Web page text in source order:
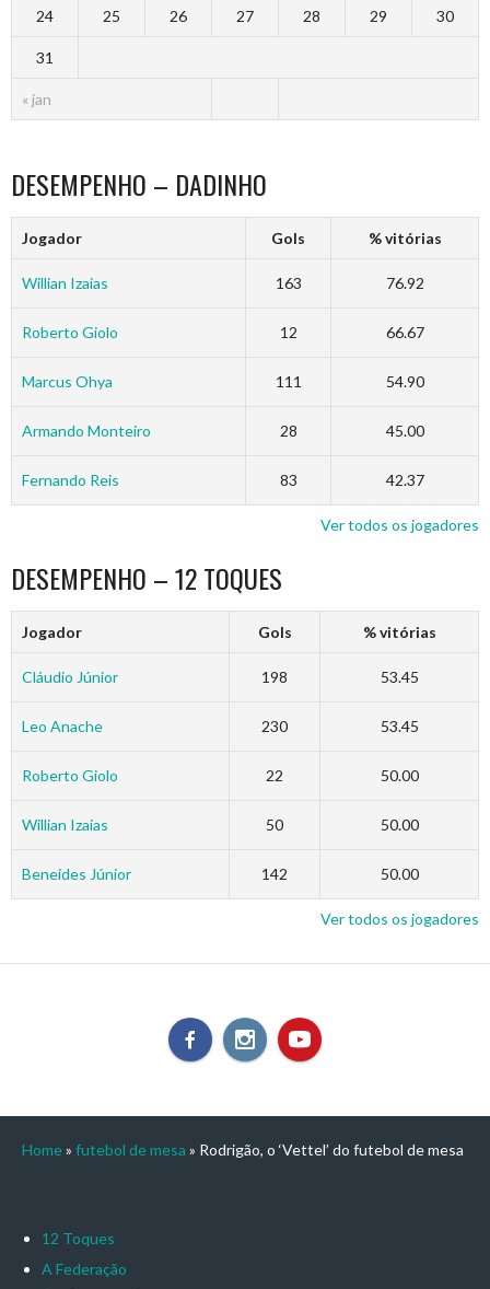
« jan
24 25 26 27 28 29 30
31
DESEMPENHO – DADINHO
Jogador Gols % vitórias
Willian Izaias 163 76.92
Roberto Giolo 12 66.67
Marcus Ohya 111 54.90
Armando Monteiro 28 45.00
Fernando Reis 83 42.37
Ver todos os jogadores
DESEMPENHO – 12 TOQUES
Jogador Gols % vitórias
Cláudio Júnior 198 53.45
Leo Anache 230 53.45
Roberto Giolo 22 50.00
Willian Izaias 50 50.00
Beneides Júnior 142 50.00
Ver todos os jogadores
Home » futebol de mesa » Rodrigão, o ‘Vettel’ do futebol de mesa
12 Toques
A Federação